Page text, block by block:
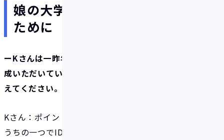
娘の大学受験後のハワイ旅行の
ために
ーKさんは一昨年（2023年）10月にアカウントを作
成いただいていますが、IDAREを知ったきっかけを教
えてください。
Kさん：ポイントサイトを複数使っているので、その
うちの一つでIDAREを見かけたのがきっかけです。毎